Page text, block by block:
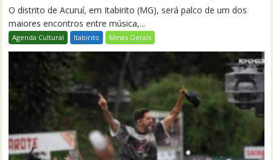
O distrito de Acuruí, em Itabirito (MG), será palco de um dos
maiores encontros entre música,...
Agenda Cultural Itabirito Minas Gerais